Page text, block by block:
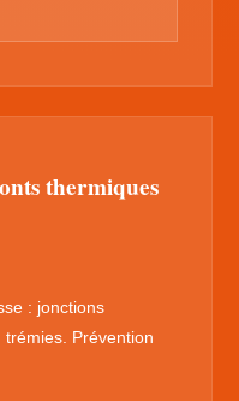
thermiques
: jonctions
Prévention